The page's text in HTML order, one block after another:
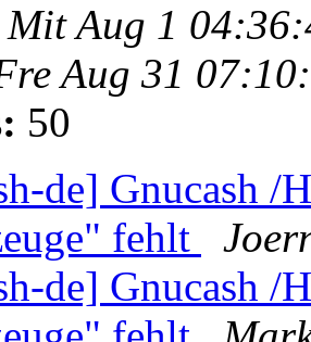
Mit Aug 1
Aug 31
50
de] Gnucash
fehlt
de] Gnucash